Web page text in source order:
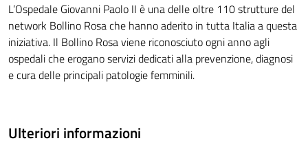
L’Ospedale Giovanni Paolo II è una delle oltre 110 strutture del
network Bollino Rosa che hanno aderito in tutta Italia a questa
iniziativa. Il Bollino Rosa viene riconosciuto ogni anno agli
ospedali che erogano servizi dedicati alla prevenzione, diagnosi
e cura delle principali patologie femminili.
Ulteriori informazioni